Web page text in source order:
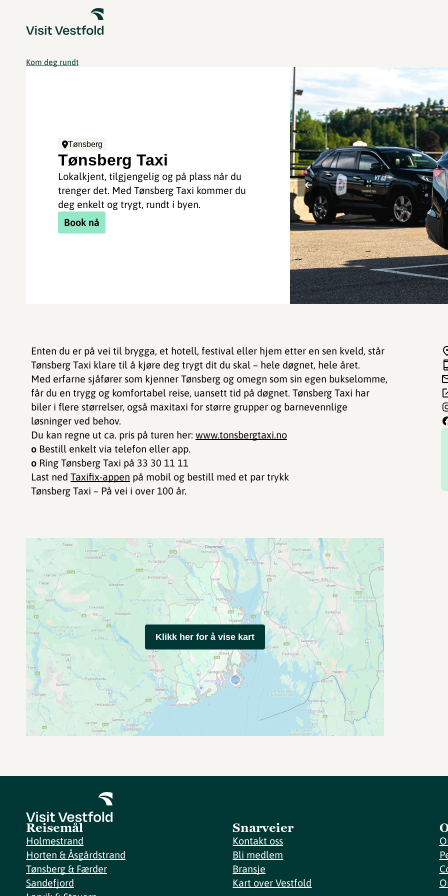
Kom deg rundt
Tønsberg
Tønsberg Taxi
Lokalkjent, tilgjengelig og på plass når du
trenger det. Med Tønsberg Taxi kommer du
deg enkelt og trygt, rundt i byen.
Book nå
Enten du er på vei til brygga, et hotell, festival eller hjem etter en sen kveld, står
Tønsberg Taxi klare til å kjøre deg trygt dit du skal – hele døgnet, hele året.
Med erfarne sjåfører som kjenner Tønsberg og omegn som sin egen bukselomme,
får du en trygg og komfortabel reise, uansett tid på døgnet. Tønsberg Taxi har
biler i flere størrelser, også maxitaxi for større grupper og barnevennlige
løsninger ved behov.
Du kan regne ut ca. pris på turen her: www.tonsbergtaxi.no
o Bestill enkelt via telefon eller app.
o Ring Tønsberg Taxi på 33 30 11 11
Last ned Taxifix-appen på mobil og bestill med et par trykk
Tønsberg Taxi – På vei i over 100 år.
Klikk her for å vise kart
Reisemål
Holmestrand
Horten & Åsgårdstrand
Tønsberg & Færder
Sandefjord
Snarveier
Kontakt oss
Bli medlem
Bransje
Kart over Vestfold